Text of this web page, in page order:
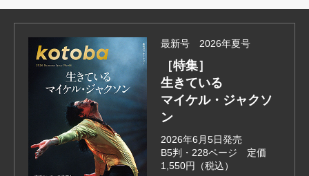
最新号 2026年夏号
［特集］
生きている
マイケル・ジャクソ
ン
2026年6月5日発売
B5判・228ページ 定価
1,550円（税込）